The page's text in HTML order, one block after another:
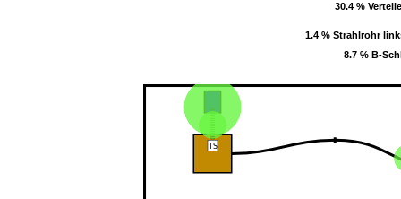
8.7 % B-
8.7 % B-
1.4 % Strahlrohr
1.4 % Strahlrohr
30.4 %
30.4 %